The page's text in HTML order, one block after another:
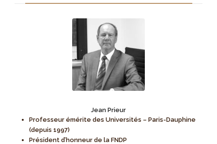
Jean Prieur
Professeur émérite des Universités – Paris-Dauphine
(depuis 1997)
Président d’honneur de la FNDP